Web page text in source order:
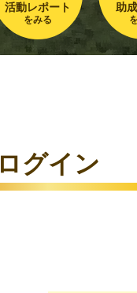
活動レポート
をみる
助
ログイン